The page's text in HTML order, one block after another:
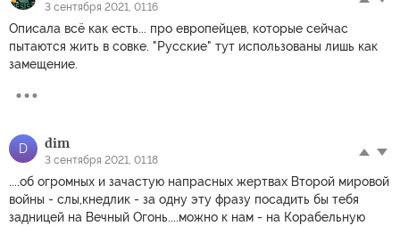
3 сентября 2021, 01:16
Описала всё как есть... про европейцев, которые сейчас
пытаются жить в совке. "Русские" тут использованы лишь как
замещение.
D dim
3 сентября 2021, 01:18
....об огромных и зачастую напрасных жертвах Второй мировой
войны - слы,кнедлик - за одну эту фразу посадить бы тебя
задницей на Вечный Огонь....можно к нам - на Корабельную